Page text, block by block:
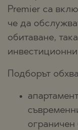
Premier са
че да
обитаване,
Подборът
ограничен